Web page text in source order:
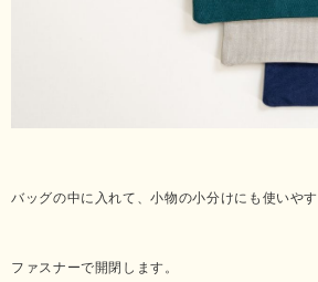
バッグの中に入れて、小物の小分けにも使いやす
ファスナーで開閉します。